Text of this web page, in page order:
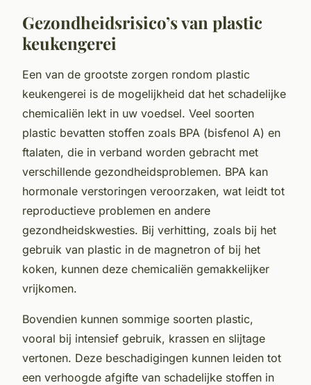
Gezondheidsrisico’s van plastic
keukengerei
Een van de grootste zorgen rondom plastic
keukengerei is de mogelijkheid dat het schadelijke
chemicaliën lekt in uw voedsel. Veel soorten
plastic bevatten stoffen zoals BPA (bisfenol A) en
ftalaten, die in verband worden gebracht met
verschillende gezondheidsproblemen. BPA kan
hormonale verstoringen veroorzaken, wat leidt tot
reproductieve problemen en andere
gezondheidskwesties. Bij verhitting, zoals bij het
gebruik van plastic in de magnetron of bij het
koken, kunnen deze chemicaliën gemakkelijker
vrijkomen.
Bovendien kunnen sommige soorten plastic,
vooral bij intensief gebruik, krassen en slijtage
vertonen. Deze beschadigingen kunnen leiden tot
een verhoogde afgifte van schadelijke stoffen in